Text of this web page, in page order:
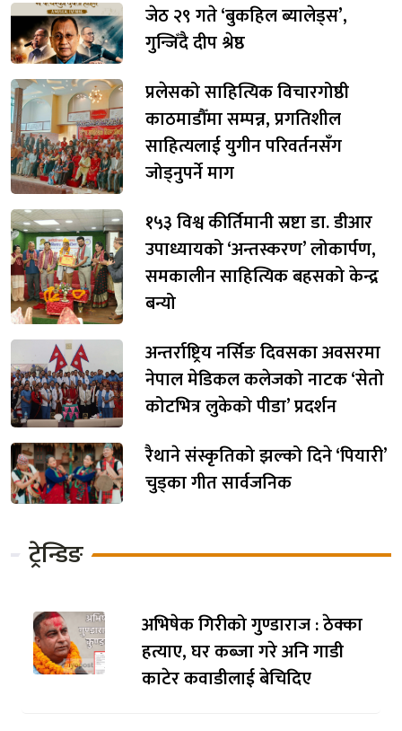
जेठ २९ गते ‘बुकहिल ब्यालेड्स’,
गुन्जिँदै दीप श्रेष्ठ
प्रलेसको साहित्यिक विचारगोष्ठी
काठमाडौँमा सम्पन्न, प्रगतिशील
साहित्यलाई युगीन परिवर्तनसँग
जोड्नुपर्ने माग
१५३ विश्व कीर्तिमानी स्रष्टा डा. डीआर
उपाध्यायको ‘अन्तस्करण’ लोकार्पण,
समकालीन साहित्यिक बहसको केन्द्र
बन्यो
अन्तर्राष्ट्रिय नर्सिङ दिवसका अवसरमा
नेपाल मेडिकल कलेजको नाटक ‘सेतो
कोटभित्र लुकेको पीडा’ प्रदर्शन
रैथाने संस्कृतिको झल्को दिने ‘पियारी’
चुड्का गीत सार्वजनिक
ट्रेन्डिङ
अभिषेक गिरीको गुण्डाराज : ठेक्का
हत्याए, घर कब्जा गरे अनि गाडी
काटेर कवाडीलाई बेचिदिए